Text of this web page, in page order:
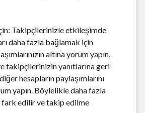
Takipçilerinizle etkileşimde
daha fazla bağlamak için
altına yorum yapın,
takipçilerinizin yanıtlarına geri
hesapların paylaşımlarını
yapın. Böylelikle daha fazla
fark edilir ve takip edilme